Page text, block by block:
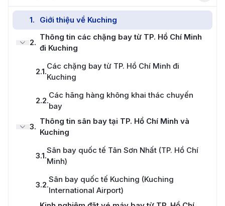
1. Giới thiệu về Kuching
2.
Thông tin các chặng bay từ TP. Hồ Chí Minh
đi Kuching
2.1.
Các chặng bay từ TP. Hồ Chí Minh đi
Kuching
2.2.
Các hãng hàng không khai thác chuyến
bay
3.
Thông tin sân bay tại TP. Hồ Chí Minh và
Kuching
3.1.
Sân bay quốc tế Tân Sơn Nhất (TP. Hồ Chí
Minh)
3.2.
Sân bay quốc tế Kuching (Kuching
International Airport)